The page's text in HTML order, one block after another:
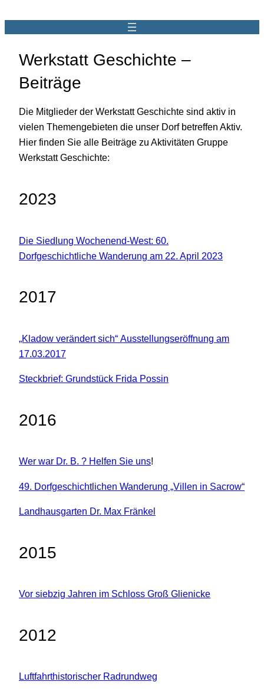
Werkstatt Geschichte –
Beiträge
Die Mitglieder der Werkstatt Geschichte sind aktiv in
vielen Themengebieten die unser Dorf betreffen Aktiv.
Hier finden Sie alle Beiträge zu Aktivitäten Gruppe
Werkstatt Geschichte:
2023
Die Siedlung Wochenend-West: 60.
Dorfgeschichtliche Wanderung am 22. April 2023
2017
„Kladow verändert sich“ Ausstellungseröffnung am
17.03.2017
Steckbrief: Grundstück Frida Possin
2016
Wer war Dr. B. ? Helfen Sie uns!
49. Dorfgeschichtlichen Wanderung „Villen in Sacrow“
Landhausgarten Dr. Max Fränkel
2015
Vor siebzig Jahren im Schloss Groß Glienicke
2012
Luftfahrthistorischer Radrundweg